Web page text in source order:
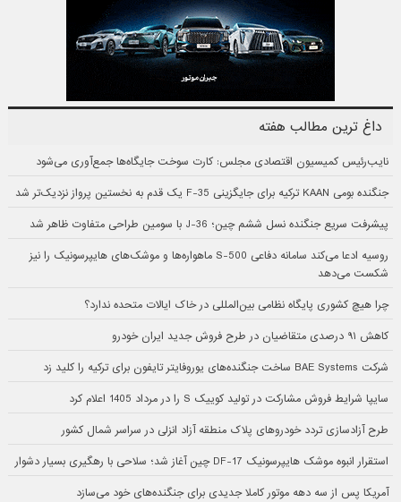
داغ ترین مطالب هفته
نایب‌رئیس کمیسیون اقتصادی مجلس: کارت سوخت جایگاه‌ها جمع‌آوری می‌شود
جنگنده بومی KAAN ترکیه برای جایگزینی F-35 یک قدم به نخستین پرواز نزدیک‌تر شد
پیشرفت سریع جنگنده نسل ششم چین؛ J-36 با سومین طراحی متفاوت ظاهر شد
روسیه ادعا می‌کند سامانه دفاعی S-500 ماهواره‌ها و موشک‌های هایپرسونیک را نیز
شکست می‌دهد
چرا هیچ کشوری پایگاه نظامی بین‌المللی در خاک ایالات متحده ندارد؟
کاهش ۹۱ درصدی متقاضیان در طرح فروش جدید ایران خودرو
شرکت BAE Systems ساخت جنگنده‌های یوروفایتر تایفون برای ترکیه را کلید زد
سایپا شرایط فروش مشارکت در تولید کوییک S را در مرداد 1405 اعلام کرد
طرح آزادسازی تردد خودروهای پلاک منطقه آزاد انزلی در سراسر شمال کشور
استقرار انبوه موشک هایپرسونیک DF-17 چین آغاز شد؛ سلاحی با رهگیری بسیار دشوار
آمریکا پس از سه دهه موتور کاملا جدیدی برای جنگنده‌های خود می‌سازد